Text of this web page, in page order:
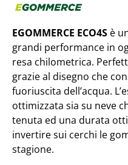
EGOMMERCE ECO4S è
grandi performance in
resa chilometrica.
grazie al disegno che
fuoriuscita dell’acqua.
ottimizzata sia su neve
tenuta ed una durata
invertire sui cerchi le
stagione.